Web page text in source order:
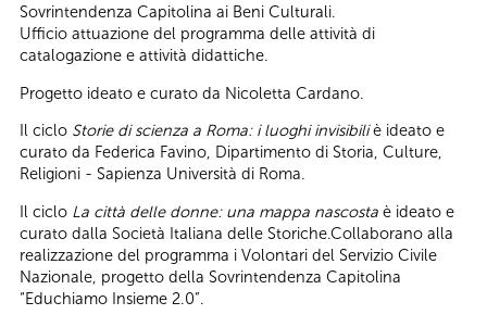
Sovrintendenza Capitolina ai Beni Culturali.
Ufficio attuazione del programma delle attività di
catalogazione e attività didattiche.
Progetto ideato e curato da Nicoletta Cardano.
Il ciclo Storie di scienza a Roma: i luoghi invisibiliè ideato e
curato da Federica Favino, Dipartimento di Storia, Culture,
Religioni - Sapienza Università di Roma.
Il ciclo La città delle donne: una mappa nascosta è ideato e
curato dalla Società Italiana delle Storiche.Collaborano alla
realizzazione del programma i Volontari del Servizio Civile
Nazionale, progetto della Sovrintendenza Capitolina
“Educhiamo Insieme 2.0”.